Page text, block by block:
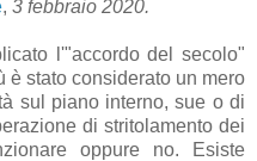
, 3 febbraio 2020.
l'"accordo del secolo"
è stato considerato un mero
sul piano interno, sue o di
di stritolamento dei
oppure no. Esiste